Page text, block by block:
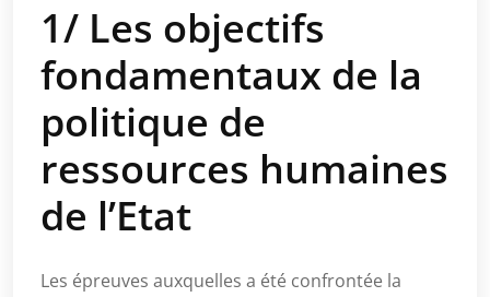
1/ Les objectifs
fondamentaux de la
politique de
ressources humaines
de l’Etat
Les épreuves auxquelles a été confrontée la